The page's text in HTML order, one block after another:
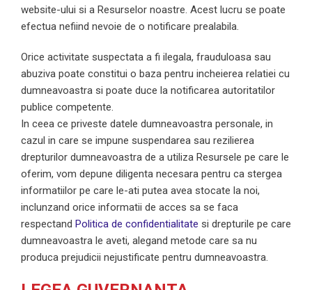
website-ului si a Resurselor noastre. Acest lucru se poate
efectua nefiind nevoie de o notificare prealabila.
Orice activitate suspectata a fi ilegala, frauduloasa sau
abuziva poate constitui o baza pentru incheierea relatiei cu
dumneavoastra si poate duce la notificarea autoritatilor
publice competente.
In ceea ce priveste datele dumneavoastra personale, in
cazul in care se impune suspendarea sau rezilierea
drepturilor dumneavoastra de a utiliza Resursele pe care le
oferim, vom depune diligenta necesara pentru ca stergea
informatiilor pe care le-ati putea avea stocate la noi,
inclunzand orice informatii de acces sa se faca
respectand Politica de confidentialitate si drepturile pe care
dumneavoastra le aveti, alegand metode care sa nu
produca prejudicii nejustificate pentru dumneavoastra.